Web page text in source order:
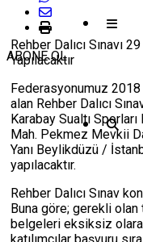
ABONE OL
Rehber Dalıcı Sınavı
Yapılacaktır
Federasyonumuz 2018
alan Rehber Dalıcı
Karabay Sualtı
Mah. Pekmez Mevkii
Yanı Beylikdüzü /
yapılacaktır.
Rehber Dalıcı Sınav
Buna göre; gerekli
belgeleri eksiksiz